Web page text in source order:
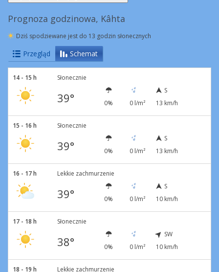
Prognoza godzinowa, Kâhta
Dziś spodziewane jest do 13 godzin słonecznych
Przegląd Schemat
14 - 15 h Słonecznie
39° 0% 0 l/m²
S
13 km/h
15 - 16 h Słonecznie
39° 0% 0 l/m²
S
13 km/h
16 - 17 h Lekkie zachmurzenie
39° 0% 0 l/m²
S
10 km/h
17 - 18 h Słonecznie
38° 0% 0 l/m²
SW
10 km/h
18 - 19 h Lekkie zachmurzenie